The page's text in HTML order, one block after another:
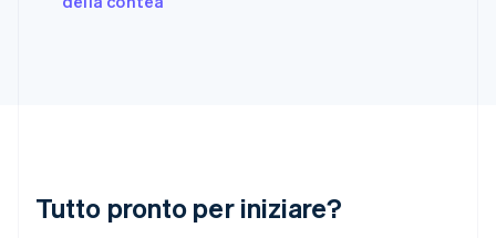
Tutto pronto per iniziare?
English
Lettonia
English